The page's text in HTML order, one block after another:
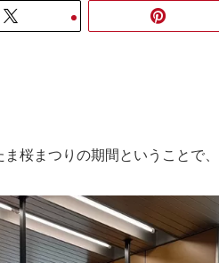
桜まつりの期間ということで